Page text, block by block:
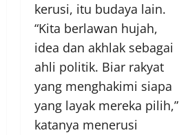
kerusi, itu budaya lain.
“Kita berlawan hujah,
idea dan akhlak sebagai
ahli politik. Biar rakyat
yang menghakimi siapa
yang layak mereka pilih,”
katanya menerusi